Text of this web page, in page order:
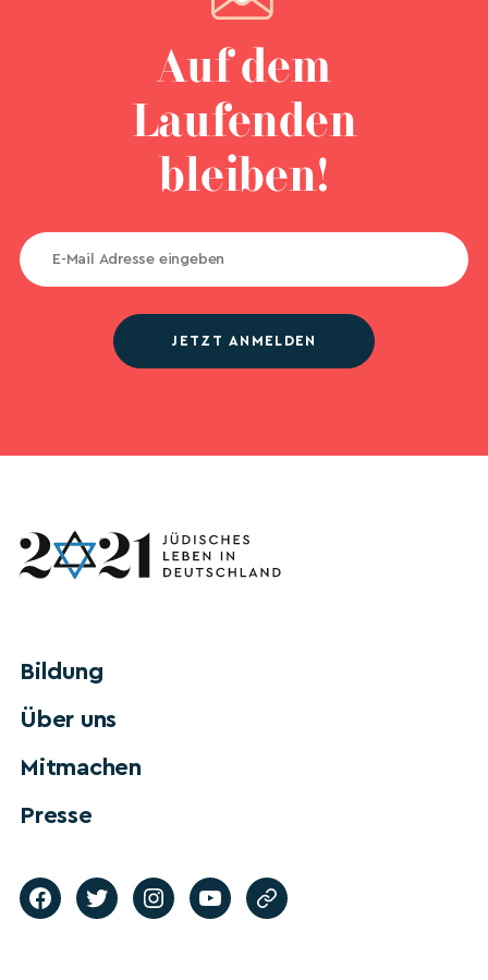
Auf dem
Laufenden
bleiben!
JETZT ANMELDEN
Bildung
Über uns
Mitmachen
Presse